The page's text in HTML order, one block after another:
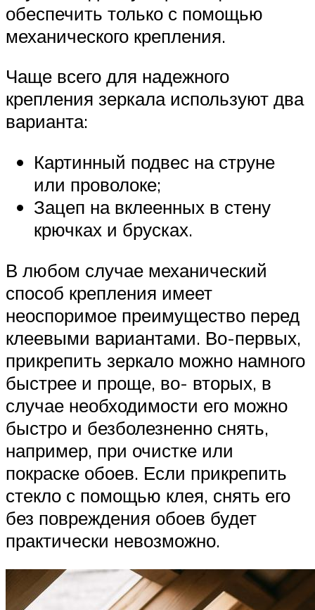
обеспечить только с помощью
механического крепления.
Чаще всего для надежного
крепления зеркала используют два
варианта:
Картинный подвес на струне
или проволоке;
Зацеп на вклеенных в стену
крючках и брусках.
В любом случае механический
способ крепления имеет
неоспоримое преимущество перед
клеевыми вариантами. Во-первых,
прикрепить зеркало можно намного
быстрее и проще, во- вторых, в
случае необходимости его можно
быстро и безболезненно снять,
например, при очистке или
покраске обоев. Если прикрепить
стекло с помощью клея, снять его
без повреждения обоев будет
практически невозможно.